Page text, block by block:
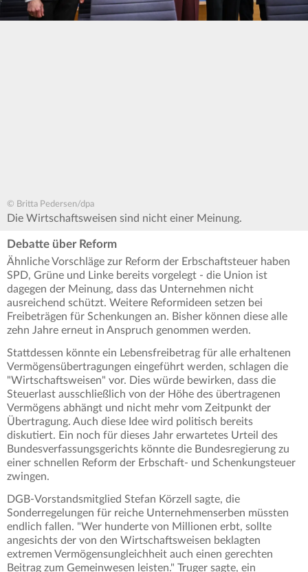
© Britta Pedersen/dpa
Die Wirtschaftsweisen sind nicht einer Meinung.
Debatte über Reform
Ähnliche Vorschläge zur Reform der Erbschaftsteuer haben
SPD, Grüne und Linke bereits vorgelegt - die Union ist
dagegen der Meinung, dass das Unternehmen nicht
ausreichend schützt. Weitere Reformideen setzen bei
Freibeträgen für Schenkungen an. Bisher können diese alle
zehn Jahre erneut in Anspruch genommen werden.
Stattdessen könnte ein Lebensfreibetrag für alle erhaltenen
Vermögensübertragungen eingeführt werden, schlagen die
"Wirtschaftsweisen" vor. Dies würde bewirken, dass die
Steuerlast ausschließlich von der Höhe des übertragenen
Vermögens abhängt und nicht mehr vom Zeitpunkt der
Übertragung. Auch diese Idee wird politisch bereits
diskutiert. Ein noch für dieses Jahr erwartetes Urteil des
Bundesverfassungsgerichts könnte die Bundesregierung zu
einer schnellen Reform der Erbschaft- und Schenkungsteuer
zwingen.
DGB-Vorstandsmitglied Stefan Körzell sagte, die
Sonderregelungen für reiche Unternehmenserben müssten
endlich fallen. "Wer hunderte von Millionen erbt, sollte
angesichts der von den Wirtschaftsweisen beklagten
extremen Vermögensungleichheit auch einen gerechten
Beitrag zum Gemeinwesen leisten." Truger sagte, ein